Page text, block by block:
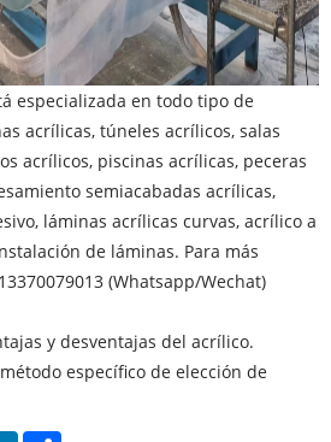
especializada en todo tipo de
acrílicas, túneles acrílicos, salas
acrílicos, piscinas acrílicas, peceras
semiacabadas acrílicas,
láminas acrílicas curvas, acrílico a
de láminas. Para más
(Whatsapp/Wechat)
y desventajas del acrílico.
específico de elección de